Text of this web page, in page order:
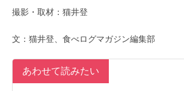
撮影・取材：猫井登
文：猫井登、食べログマガジン編集部
あわせて読みたい